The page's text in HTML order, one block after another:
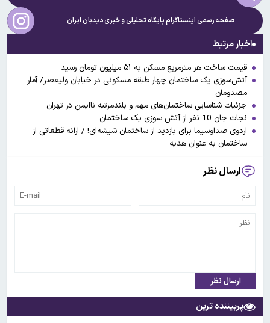
صفحه رسمی اینستاگرام پایگاه تحلیلی و خبریدیدبان ایران
اخبار مرتبط
قیمت ساخت هر مترمربع مسکن به ۵۱ میلیون تومان رسید
آتش‌سوزی یک ساختمان چهار طبقه مسکونی در خیابان ولیعصر/ آمار
مصدومان
جزئیات شناسایی ساختمان‌های مهم و بلندمرتبه ناایمن در تهران
نجات جان 10 نفر از آتش سوزی یک ساختمان
اردوی صداوسیما برای بازدید از ساختمان شیشه‌ای! / ارائه قطعاتی از
ساختمان به عنوان هدیه
ارسال نظر
ارسال نظر
پربیننده ترین